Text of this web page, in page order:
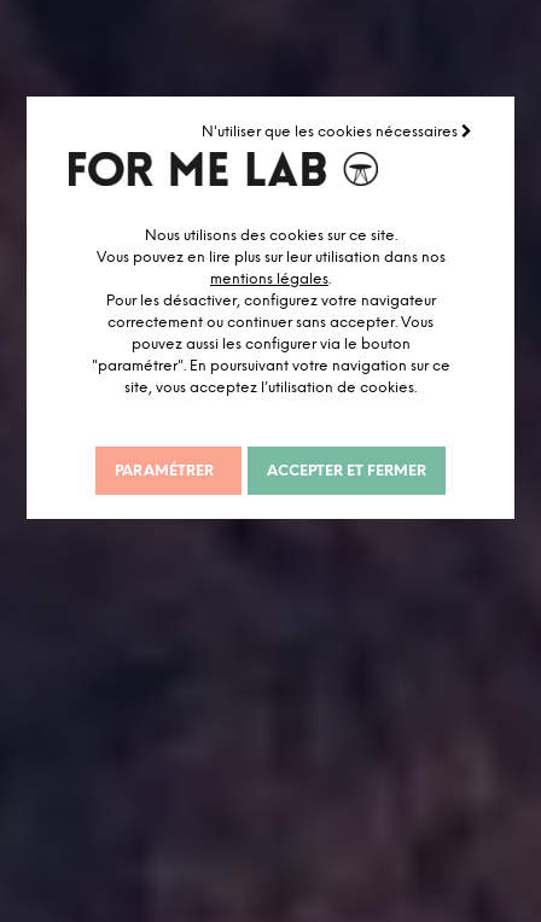
N'utiliser que les cookies nécessaires
Nous utilisons des cookies sur ce site.
Vous pouvez en lire plus sur leur utilisation dans nos
mentions légales
Pour les désactiver, configurez votre navigateur
correctement ou continuer sans accepter. Vous
pouvez aussi les configurer via le bouton
"paramétrer". En poursuivant votre navigation sur ce
site, vous acceptez l’utilisation de cookies.
PARAMÉTRER ACCEPTER ET FERMER